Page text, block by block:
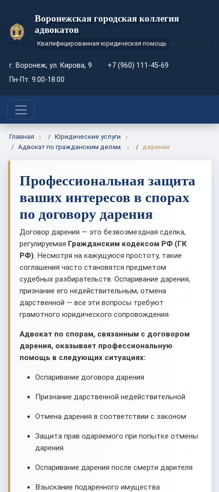
Воронежская городская коллегия
адвокатов
Квалифицированная юридическая помощь
г. Воронеж, ул. Кирова, 9
+7 (960) 111-45-69
Пн-Пт: 9:00-18:00
Главная
Юридические услуги
Адвокат по гражданским делам.
дарение
Профессиональная защита
ваших интересов в спорах
по договору дарения
Договор дарения — это безвозмездная сделка,
регулируемая Гражданским кодексом РФ (ГК
РФ). Несмотря на кажущуюся простоту, такие
соглашения часто становятся предметом
судебных разбирательств. Оспаривание дарения,
признание его недействительным, отмена
дарственной — все эти вопросы требуют
грамотного юридического сопровождения.
Адвокат по спорам, связанным с договором
дарения, оказывает профессиональную
помощь в следующих ситуациях:
Оспаривание договора дарения
Признание дарственной недействительной
Отмена дарения в соответствии с законом
Защита прав одаряемого при попытке отмены
дарения
Оспаривание дарения после смерти дарителя
Взыскание подаренного имущества